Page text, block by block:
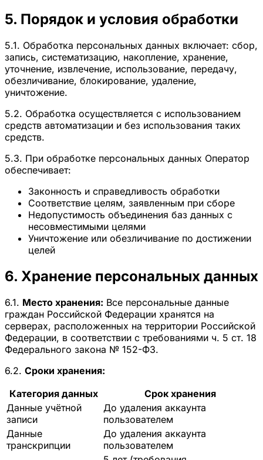
5. Порядок и условия обработки
5.1. Обработка персональных данных включает: сбор,
запись, систематизацию, накопление, хранение,
уточнение, извлечение, использование, передачу,
обезличивание, блокирование, удаление,
уничтожение.
5.2. Обработка осуществляется с использованием
средств автоматизации и без использования таких
средств.
5.3. При обработке персональных данных Оператор
обеспечивает:
Законность и справедливость обработки
Соответствие целям, заявленным при сборе
Недопустимость объединения баз данных с
несовместимыми целями
Уничтожение или обезличивание по достижении
целей
6. Хранение персональных данных
6.1. Место хранения: Все персональные данные
граждан Российской Федерации хранятся на
серверах, расположенных на территории Российской
Федерации, в соответствии с требованиями ч. 5 ст. 18
Федерального закона № 152-ФЗ.
6.2. Сроки хранения:
Категория данных
Срок хранения
Данные учётной
записи
До удаления аккаунта
пользователем
Данные
транскрипции
До удаления аккаунта
пользователем